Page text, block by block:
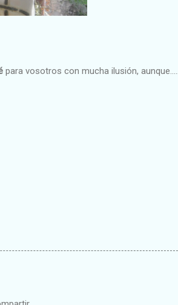
para vosotros con mucha ilusión, aunque.......